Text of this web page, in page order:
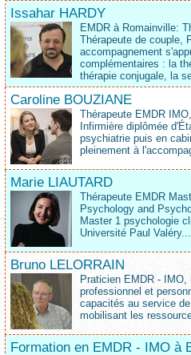
Issahar HARDY
EMDR à Romainville:
Thérapeute de couple,
accompagnement
complémentaires : la
thérapie conjugale, la
Caroline BOUZIANE
Thérapeute EMDR
Infirmière diplômée
psychiatrie puis en
pleinement à
Marie LIAUTARD
Thérapeute EMDR
Psychology and
Master 1 psychologie
Université Paul Valéry...
Bruno LELORRAIN
Praticien EMDR - IMO,
professionnel et
capacités au service
mobilisant les
Formation en EMDR - IMO à